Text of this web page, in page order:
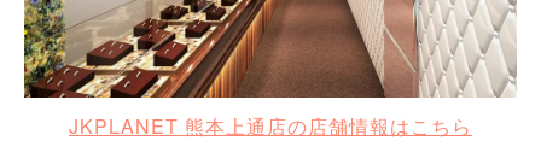
JKPLANET 熊本上通店の店舗情報はこちら